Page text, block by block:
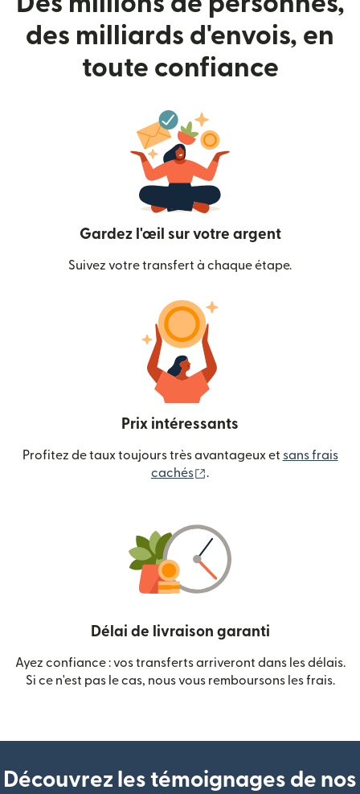
des milliards d'envois, en
toute confiance
Gardez l'œil sur votre argent
Suivez votre transfert à chaque étape.
Prix intéressants
Profitez de taux toujours très avantageux et sans frais
cachés
.
Délai de livraison garanti
Ayez confiance : vos transferts arriveront dans les délais.
Si ce n'est pas le cas, nous vous remboursons les frais.
Découvrez les témoignages de nos